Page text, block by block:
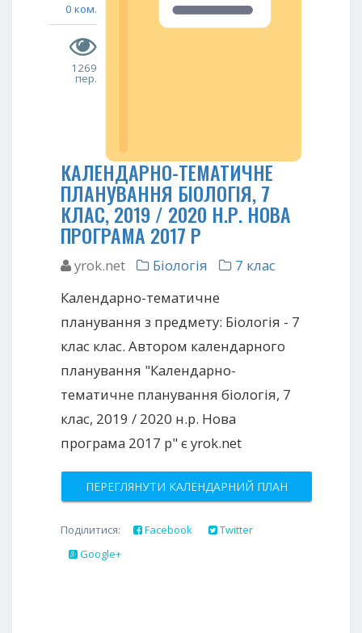
0 ком.
1269
пер.
КАЛЕНДАРНО-ТЕМАТИЧНЕ
ПЛАНУВАННЯ БІОЛОГІЯ, 7
КЛАС, 2019 / 2020 Н.Р. НОВА
ПРОГРАМА 2017 Р
yrok.net Біологія
7 клас
Календарно-тематичне
планування з предмету: Біологія - 7
клас клас. Автором календарного
планування "Календарно-
тематичне планування біологія, 7
клас, 2019 / 2020 н.р. Нова
програма 2017 р" є yrok.net
ПЕРЕГЛЯНУТИ КАЛЕНДАРНИЙ ПЛАН
Поділитися: Facebook
Twitter
Google+